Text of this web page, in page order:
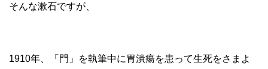
そんな漱石ですが、
1910年、「門」を執筆中に胃潰瘍を患って生死をさまよ